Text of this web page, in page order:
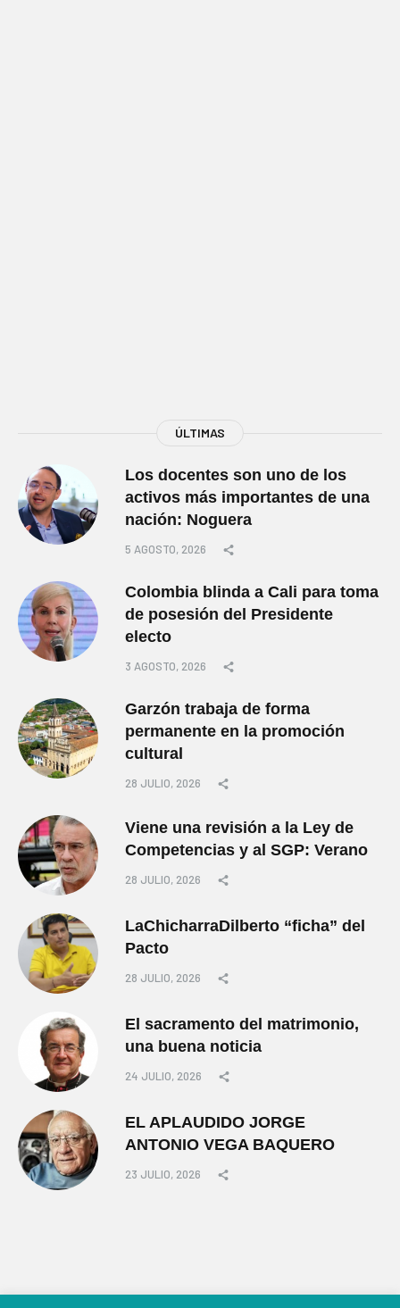
ÚLTIMAS
Los docentes son uno de los
activos más importantes de una
nación: Noguera
5 AGOSTO, 2026
Colombia blinda a Cali para toma
de posesión del Presidente
electo
3 AGOSTO, 2026
Garzón trabaja de forma
permanente en la promoción
cultural
28 JULIO, 2026
Viene una revisión a la Ley de
Competencias y al SGP: Verano
28 JULIO, 2026
LaChicharraDilberto “ficha” del
Pacto
28 JULIO, 2026
El sacramento del matrimonio,
una buena noticia
24 JULIO, 2026
EL APLAUDIDO JORGE
ANTONIO VEGA BAQUERO
23 JULIO, 2026